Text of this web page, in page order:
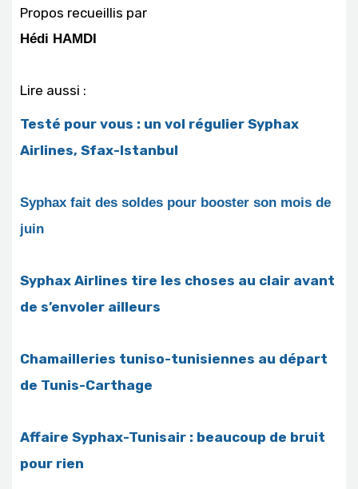
Propos recueillis par
Hédi HAMDI
Lire aussi :
Testé pour vous : un vol régulier Syphax
Airlines, Sfax-Istanbul
Syphax fait des soldes pour booster son mois de
juin
Syphax Airlines tire les choses au clair avant
de s’envoler ailleurs
Chamailleries tuniso-tunisiennes au départ
de Tunis-Carthage
Affaire Syphax-Tunisair : beaucoup de bruit
pour rien